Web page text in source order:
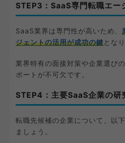
STEP3：SaaS専門転職エー
SaaS業界は専門性が高いため、
ジェントの活用が成功の鍵となり
業界特有の面接対策や企業選び
ポートが不可欠です。
STEP4：主要SaaS企業の研
転職先候補の企業について、以
ましょう。